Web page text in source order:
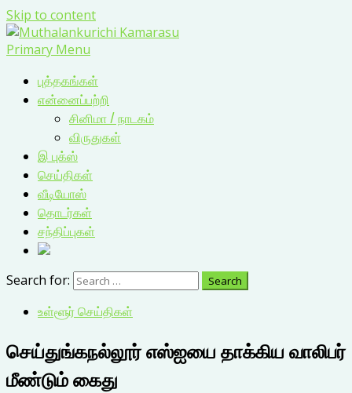
Skip to content
Primary Menu
புத்தகங்கள்
என்னைப்பற்றி
சினிமா / நாடகம்
விருதுகள்
இ புக்ஸ்
செய்திகள்
வீடியோஸ்
தொடர்கள்
சந்திப்புகள்
Search for:
உள்ளூர் செய்திகள்
செய்துங்கநல்லூர் எஸ்ஐயை தாக்கிய வாலிபர்
மீண்டும் கைது